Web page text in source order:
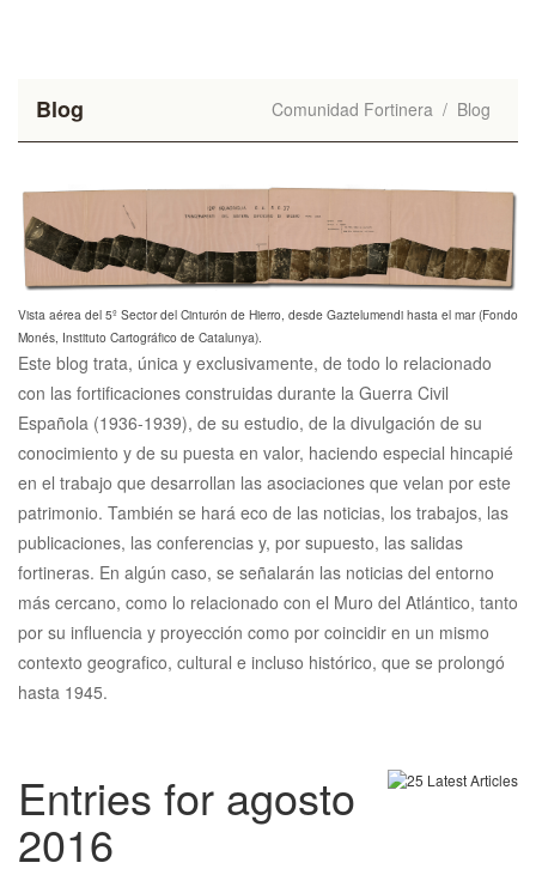
Blog Comunidad Fortinera / Blog
Vista aérea del 5º Sector del Cinturón de Hierro, desde Gaztelumendi hasta el mar (Fondo
Monés, Instituto Cartográfico de Catalunya).
Este blog trata, única y exclusivamente, de todo lo relacionado
con las fortificaciones construidas durante la Guerra Civil
Española (1936-1939), de su estudio, de la divulgación de su
conocimiento y de su puesta en valor, haciendo especial hincapié
en el trabajo que desarrollan las asociaciones que velan por este
patrimonio. También se hará eco de las noticias, los trabajos, las
publicaciones, las conferencias y, por supuesto, las salidas
fortineras. En algún caso, se señalarán las noticias del entorno
más cercano, como lo relacionado con el Muro del Atlántico, tanto
por su influencia y proyección como por coincidir en un mismo
contexto geografico, cultural e incluso histórico, que se prolongó
hasta 1945.
Entries for agosto
2016